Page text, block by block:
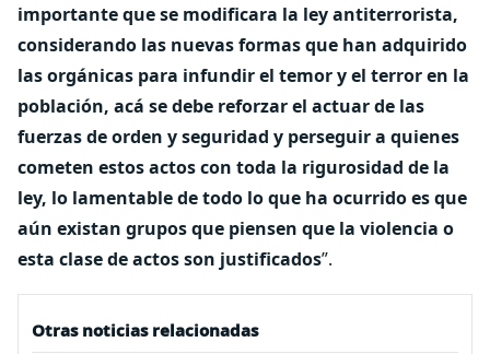
importante que se modificara la ley antiterrorista,
considerando las nuevas formas que han adquirido
las orgánicas para infundir el temor y el terror en la
población, acá se debe reforzar el actuar de las
fuerzas de orden y seguridad y perseguir a quienes
cometen estos actos con toda la rigurosidad de la
ley, lo lamentable de todo lo que ha ocurrido es que
aún existan grupos que piensen que la violencia o
esta clase de actos son justificados”.
Otras noticias relacionadas